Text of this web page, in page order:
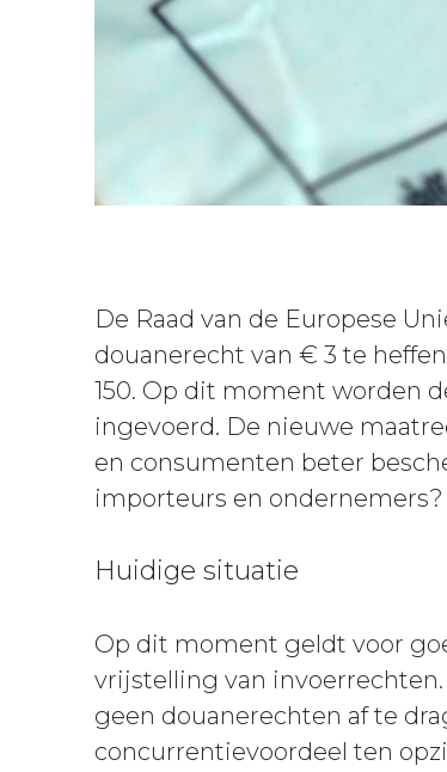
De Raad van de Europese
douanerecht van € 3 te
150. Op dit moment worden
ingevoerd. De nieuwe
en consumenten beter
importeurs en ondernemers?
Huidige situatie
Op dit moment geldt voor
vrijstelling van
geen douanerechten af te
concurrentievoordeel ten